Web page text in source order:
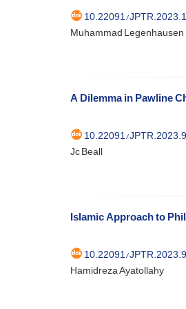
10.22091/
Muhammad Legenhausen
A Dilemma in Pawline
10.22091/
Jc Beall
Islamic Approach to
10.22091/
Hamidreza Ayatollahy